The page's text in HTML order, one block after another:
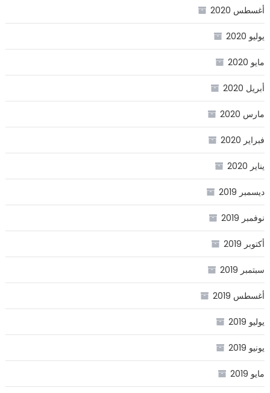
أغسطس 2020
يوليو 2020
مايو 2020
أبريل 2020
مارس 2020
فبراير 2020
يناير 2020
ديسمبر 2019
نوفمبر 2019
أكتوبر 2019
سبتمبر 2019
أغسطس 2019
يوليو 2019
يونيو 2019
مايو 2019